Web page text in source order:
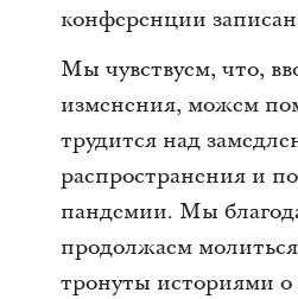
конференции
Мы чувствуем, что,
изменения, можем
трудится над
распространения и
пандемии. Мы
продолжаем
тронуты историями о